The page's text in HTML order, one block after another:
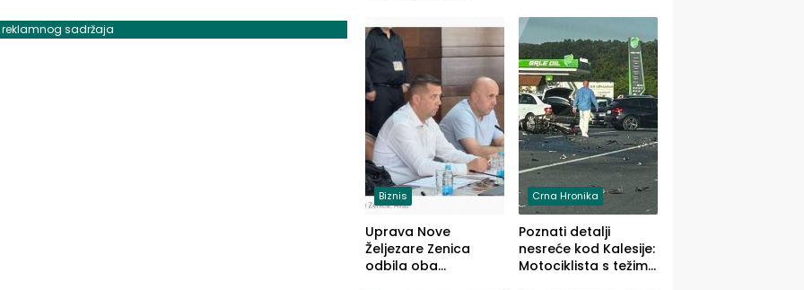
reklamnog sadržaja
Biznis
Uprava Nove
Željezare Zenica
odbila oba
Crna Hronika
Poznati detalji
nesreće kod Kalesije:
Motociklista s težim,